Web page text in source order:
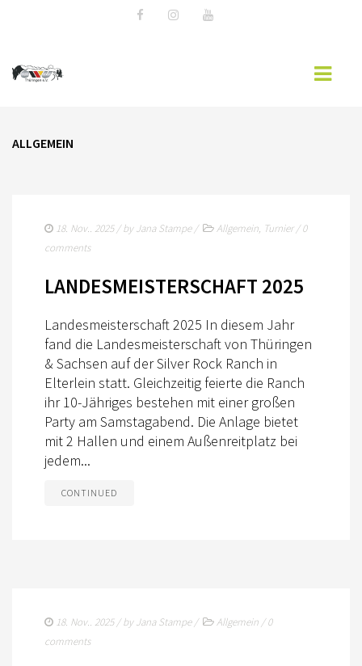
AKTUELLES
WESTERNREITER ONLINE
REGELBUCH & PATTERNBOOK
WESTERNREITEN
VORSTAND THÜRINGEN
TRAINER IN THÜRINGEN
EWU BUND
ALLGEMEIN
18. Nov.. 2025/ byJana Stampe/ Allgemein, Turnier /0
comments
LANDESMEISTERSCHAFT 2025
Landesmeisterschaft 2025 In diesem Jahr
fand die Landesmeisterschaft von Thüringen
& Sachsen auf der Silver Rock Ranch in
Elterlein statt. Gleichzeitig feierte die Ranch
ihr 10-Jähriges bestehen mit einer großen
Party am Samstagabend. Die Anlage bietet
mit 2 Hallen und einem Außenreitplatz bei
jedem...
CONTINUED
18. Nov.. 2025/ byJana Stampe/ Allgemein /0
comments